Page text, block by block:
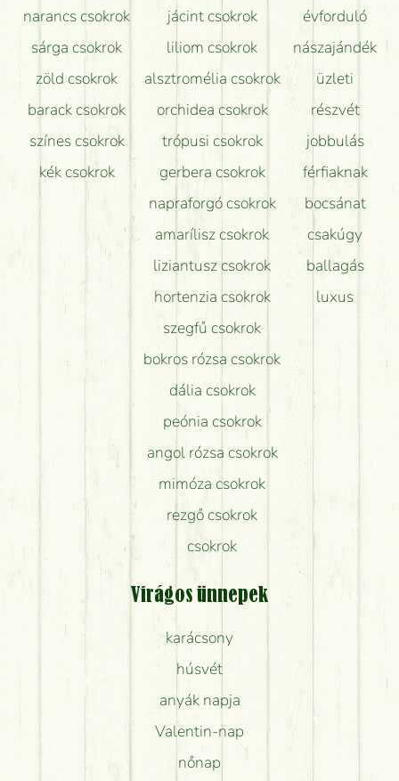
narancs csokrok
sárga csokrok
zöld csokrok
barack csokrok
színes csokrok
kék csokrok
jácint csokrok
liliom csokrok
alsztromélia csokrok
orchidea csokrok
trópusi csokrok
gerbera csokrok
napraforgó csokrok
amarílisz csokrok
liziantusz csokrok
hortenzia csokrok
szegfű csokrok
bokros rózsa csokrok
dália csokrok
peónia csokrok
angol rózsa csokrok
mimóza csokrok
rezgő csokrok
csokrok
évforduló
nászajándék
üzleti
részvét
jobbulás
férfiaknak
bocsánat
csakúgy
ballagás
luxus
Virágos ünnepek
karácsony
húsvét
anyák napja
Valentin-nap
nőnap